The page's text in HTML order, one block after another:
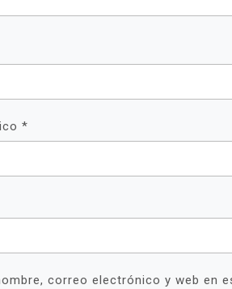
*
correo electrónico y web en